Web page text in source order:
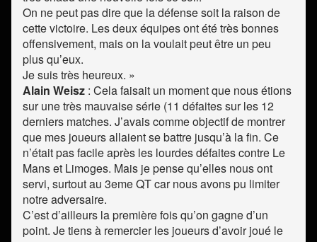
On ne peut pas dire que la défense soit la raison de
cette victoire. Les deux équipes ont été très bonnes
offensivement, mais on la voulait peut être un peu
plus qu’eux.
Je suis très heureux. »
Alain Weisz : Cela faisait un moment que nous étions
sur une très mauvaise série (11 défaites sur les 12
derniers matches. J’avais comme objectif de montrer
que mes joueurs allaient se battre jusqu’à la fin. Ce
n’était pas facile après les lourdes défaites contre Le
Mans et Limoges. Mais je pense qu’elles nous ont
servi, surtout au 3eme QT car nous avons pu limiter
notre adversaire.
C’est d’ailleurs la première fois qu’on gagne d’un
point. Je tiens à remercier les joueurs d’avoir joué le